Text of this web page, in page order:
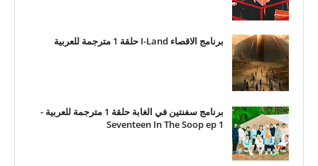
برنامج الاقصاء I-Land حلقة 1 مترجمة للعربية
برنامج سفنتين في الغابة حلقة 1 مترجمة للعربية -
Seventeen In The Soop ep 1